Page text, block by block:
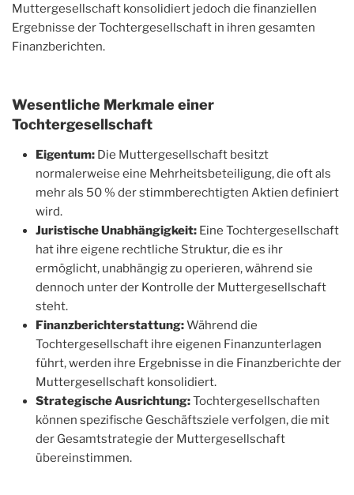
Muttergesellschaft konsolidiert jedoch die finanziellen
Ergebnisse der Tochtergesellschaft in ihren gesamten
Finanzberichten.
Wesentliche Merkmale einer
Tochtergesellschaft
Eigentum: Die Muttergesellschaft besitzt
normalerweise eine Mehrheitsbeteiligung, die oft als
mehr als 50 % der stimmberechtigten Aktien definiert
wird.
Juristische Unabhängigkeit: Eine Tochtergesellschaft
hat ihre eigene rechtliche Struktur, die es ihr
ermöglicht, unabhängig zu operieren, während sie
dennoch unter der Kontrolle der Muttergesellschaft
steht.
Finanzberichterstattung:Während die
Tochtergesellschaft ihre eigenen Finanzunterlagen
führt, werden ihre Ergebnisse in die Finanzberichte der
Muttergesellschaft konsolidiert.
Strategische Ausrichtung:Tochtergesellschaften
können spezifische Geschäftsziele verfolgen, die mit
der Gesamtstrategie der Muttergesellschaft
übereinstimmen.